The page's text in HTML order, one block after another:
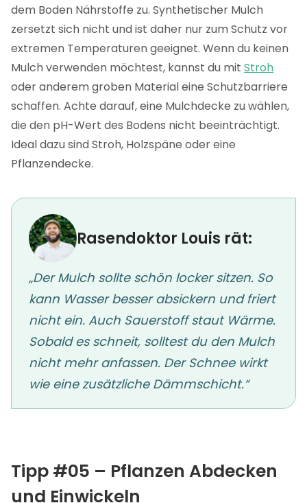
dem Boden Nährstoffe zu. Synthetischer Mulch
zersetzt sich nicht und ist daher nur zum Schutz vor
extremen Temperaturen geeignet. Wenn du keinen
Mulch verwenden möchtest, kannst du mit Stroh
oder anderem groben Material eine Schutzbarriere
schaffen. Achte darauf, eine Mulchdecke zu wählen,
die den pH-Wert des Bodens nicht beeinträchtigt.
Ideal dazu sind Stroh, Holzspäne oder eine
Pflanzendecke.
Rasendoktor Louis rät:
„Der Mulch sollte schön locker sitzen. So
kann Wasser besser absickern und friert
nicht ein. Auch Sauerstoff staut Wärme.
Sobald es schneit, solltest du den Mulch
nicht mehr anfassen. Der Schnee wirkt
wie eine zusätzliche Dämmschicht.“
Tipp #05 – Pflanzen Abdecken
und Einwickeln